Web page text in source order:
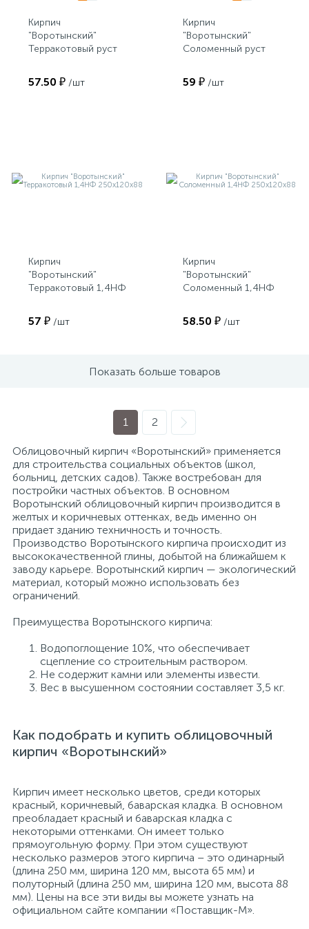
Кирпич
"Воротынский"
Терракотовый руст
57.50 ₽ /шт
Кирпич
"Воротынский"
Соломенный руст
59 ₽ /шт
Кирпич
"Воротынский"
Терракотовый 1,4НФ
57 ₽ /шт
Кирпич
"Воротынский"
Соломенный 1,4НФ
58.50 ₽ /шт
Показать больше товаров
1 2
Облицовочный кирпич «Воротынский» применяется
для строительства социальных объектов (школ,
больниц, детских садов). Также востребован для
постройки частных объектов. В основном
Воротынский облицовочный кирпич производится в
желтых и коричневых оттенках, ведь именно он
придает зданию техничность и точность.
Производство Воротынского кирпича происходит из
высококачественной глины, добытой на ближайшем к
заводу карьере. Воротынский кирпич — экологический
материал, который можно использовать без
ограничений.
Преимущества Воротынского кирпича:
Водопоглощение 10%, что обеспечивает
сцепление со строительным раствором.
Не содержит камни или элементы извести.
Вес в высушенном состоянии составляет 3,5 кг.
Как подобрать и купить облицовочный
кирпич «Воротынский»
Кирпич имеет несколько цветов, среди которых
красный, коричневый, баварская кладка. В основном
преобладает красный и баварская кладка с
некоторыми оттенками. Он имеет только
прямоугольную форму. При этом существуют
несколько размеров этого кирпича – это одинарный
(длина 250 мм, ширина 120 мм, высота 65 мм) и
полуторный (длина 250 мм, ширина 120 мм, высота 88
мм). Цены на все эти виды вы можете узнать на
официальном сайте компании «Поставщик-М».